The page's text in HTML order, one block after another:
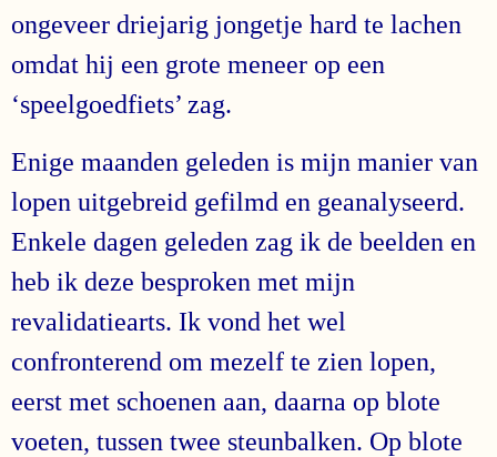
ongeveer driejarig jongetje hard te lachen
omdat hij een grote meneer op een
‘speelgoedfiets’ zag.
Enige maanden geleden is mijn manier van
lopen uitgebreid gefilmd en geanalyseerd.
Enkele dagen geleden zag ik de beelden en
heb ik deze besproken met mijn
revalidatiearts. Ik vond het wel
confronterend om mezelf te zien lopen,
eerst met schoenen aan, daarna op blote
voeten, tussen twee steunbalken. Op blote